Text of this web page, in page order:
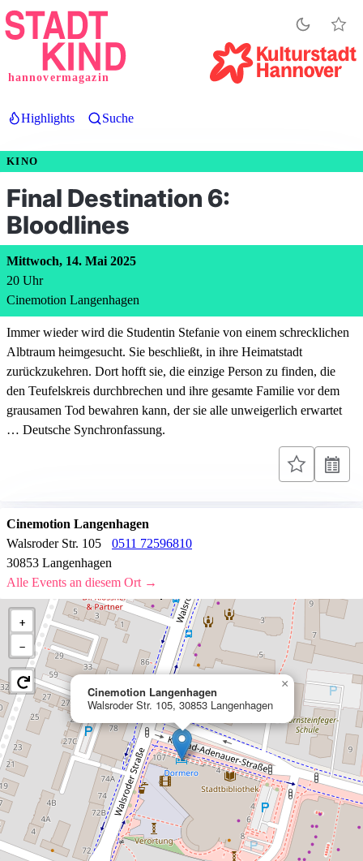
Direkt
zum
hannovermagazin
Highlights Suche
KINO
Final Destination 6:
Bloodlines
Mittwoch, 14. Mai 2025
20 Uhr
Cinemotion Langenhagen
Immer wieder wird die Studentin Stefanie von einem schrecklichen
Albtraum heimgesucht. Sie beschließt, in ihre Heimatstadt
zurückzukehren. Dort hofft sie, die einzige Person zu finden, die
den Teufelskreis durchbrechen und ihre gesamte Familie vor dem
grausamen Tod bewahren kann, der sie alle unweigerlich erwartet
… Deutsche Synchronfassung.
Cinemotion Langenhagen
Walsroder Str. 105
30853 Langenhagen
0511 72596810
Alle Events an diesem Ort →
Cinemotion Langenhagen
Walsroder Str. 105, 30853 Langenhagen
×
+
−